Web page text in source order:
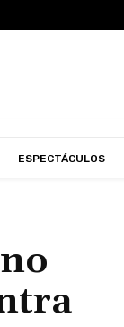
ESPECTÁCULOS